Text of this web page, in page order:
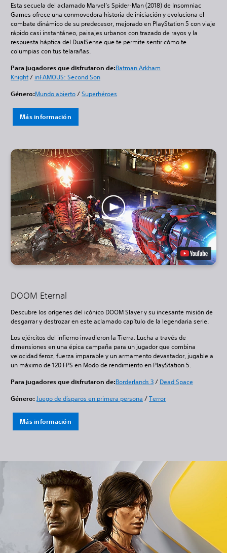
Esta secuela del aclamado Marvel’s Spider-Man (2018) de Insomniac
Games ofrece una conmovedora historia de iniciación y evoluciona el
combate dinámico de su predecesor, mejorado en PlayStation 5 con viaje
rápido casi instantáneo, paisajes urbanos con trazado de rayos y la
respuesta háptica del DualSense que te permite sentir cómo te
columpias con tus telarañas.
Para jugadores que disfrutaron de:Batman Arkham
Knight/ inFAMOUS: Second Son
Género:Mundo abierto/Superhéroes
Más información
DOOM Eternal
Descubre los orígenes del icónico DOOM Slayer y su incesante misión de
desgarrar y destrozar en este aclamado capítulo de la legendaria serie.
Los ejércitos del infierno invadieron la Tierra. Lucha a través de
dimensiones en una épica campaña para un jugador que combina
velocidad feroz, fuerza imparable y un armamento devastador, jugable a
un máximo de 120 FPS en Modo de rendimiento en PlayStation 5.
Para jugadores que disfrutaron de:Borderlands 3/ Dead Space
Género: Juego de disparos en primera persona /Terror
Más información